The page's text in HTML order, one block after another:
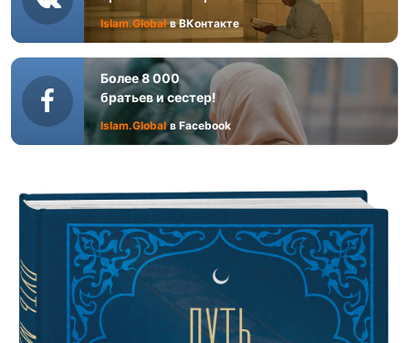
Islam.Global в ВКонтакте
Более 8 000
братьев и сестер!
Islam.Global в Facebook